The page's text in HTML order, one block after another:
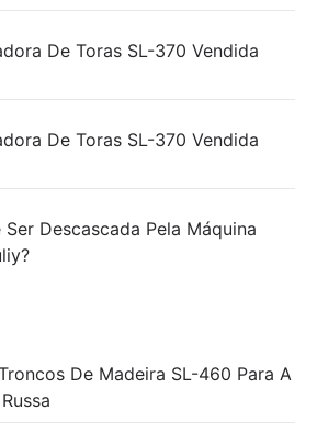
De Toras SL-370 Vendida
De Toras SL-370 Vendida
Descascada Pela Máquina
De Madeira SL-460 Para A